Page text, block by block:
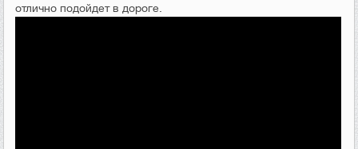
отлично подойдет в дороге.